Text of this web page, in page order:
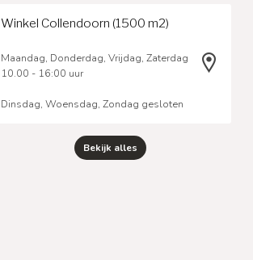
Winkel Collendoorn (1500 m2)
Maandag, Donderdag, Vrijdag, Zaterdag
10.00 - 16:00 uur
Dinsdag, Woensdag, Zondag gesloten
Bekijk alles